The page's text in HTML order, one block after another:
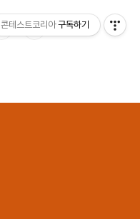
콘테스트코리아 구독하기